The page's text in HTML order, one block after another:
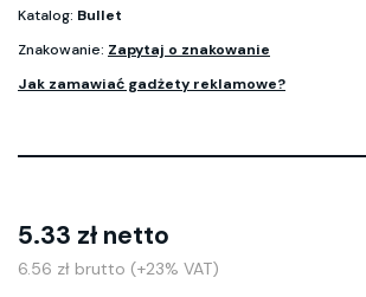
Katalog: Bullet
Znakowanie: Zapytaj o znakowanie
Jak zamawiać gadżety reklamowe?
5.33 zł netto
6.56 zł brutto (+23% VAT)